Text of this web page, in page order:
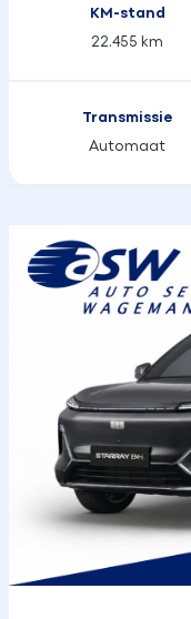
KM-stand
22.455 km
Transmissie
Automaat